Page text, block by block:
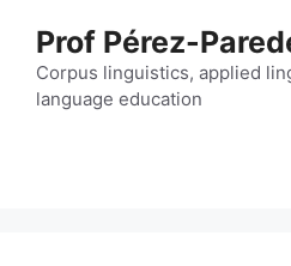
content
Prof Pérez-
Corpus linguistics, applied
language education